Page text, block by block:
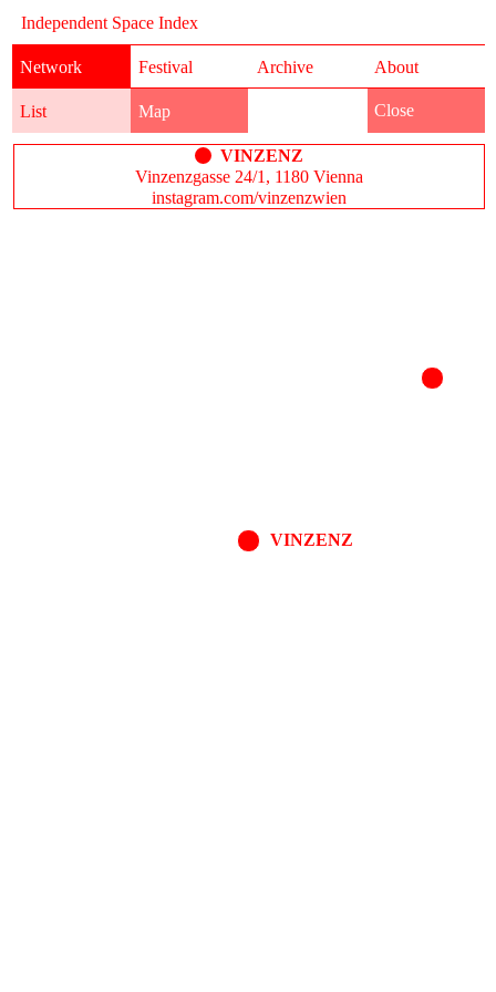
Independent Space Index
Network
List Map
Festival Archive About
VINZENZ
Close
VINZENZ
Vinzenzgasse 24/1, 1180 Vienna
instagram.com/vinzenzwien